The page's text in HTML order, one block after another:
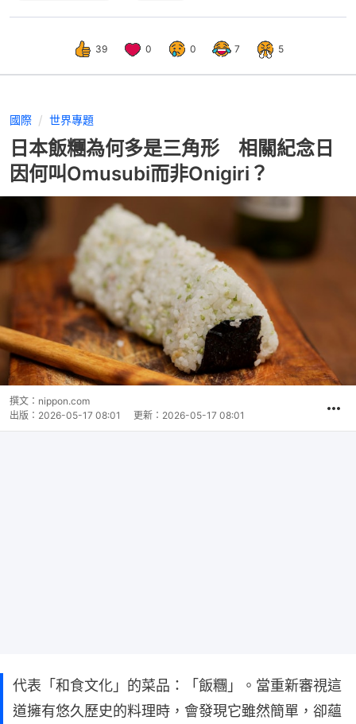
39 0 0 7 5
國際 世界專題
日本飯糰為何多是三角形 相關紀念日
因何叫Omusubi而非Onigiri？
撰文： nippon.com
出版： 2026-05-17 08:01 更新： 2026-05-17 08:01
代表「和食文化」的菜品：「飯糰」。當重新審視這
道擁有悠久歷史的料理時，會發現它雖然簡單，卻蘊